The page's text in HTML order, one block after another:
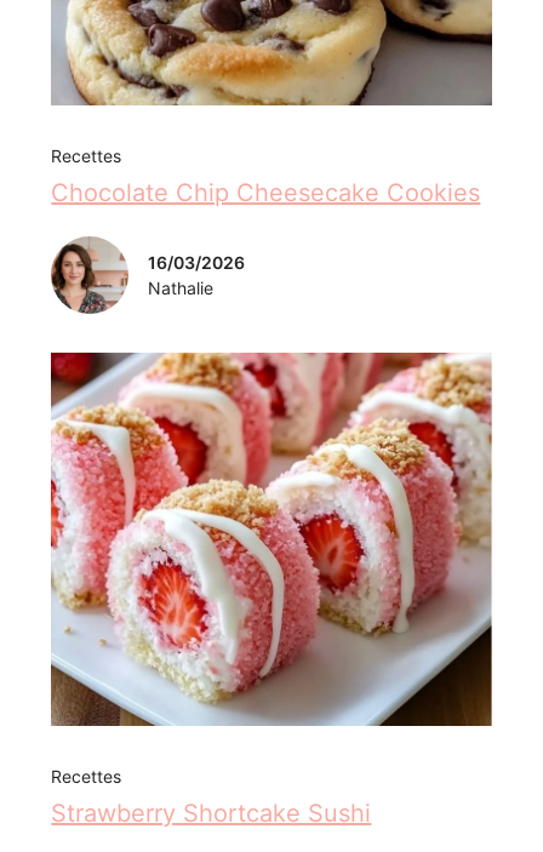
Recettes
Chocolate Chip Cheesecake Cookies
16/03/2026
Nathalie
Recettes
Strawberry Shortcake Sushi